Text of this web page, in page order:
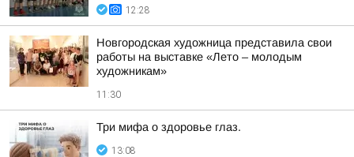
12:28
Новгородская художница представила свои
работы на выставке «Лето – молодым
художникам»
11:30
Три мифа о здоровье глаз.
13:08